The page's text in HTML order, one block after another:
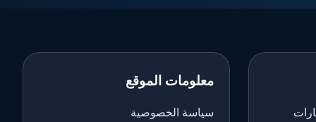
معلومات الموقع
سياسة الخصوصية